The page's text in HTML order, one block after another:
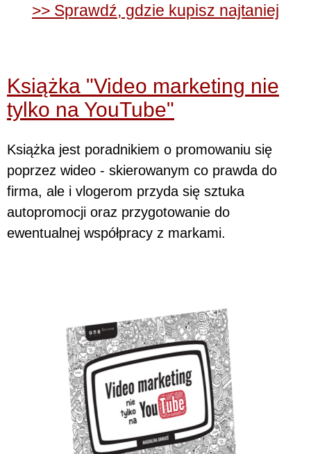
>> Sprawdź, gdzie kupisz najtaniej
Książka "Video marketing nie
tylko na YouTube"
Książka jest poradnikiem o promowaniu się
poprzez wideo - skierowanym co prawda do
firma, ale i vlogerom przyda się sztuka
autopromocji oraz przygotowanie do
ewentualnej współpracy z markami.